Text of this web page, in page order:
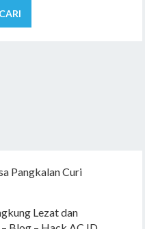
CARI
Pangkalan Curi
Lezat dan